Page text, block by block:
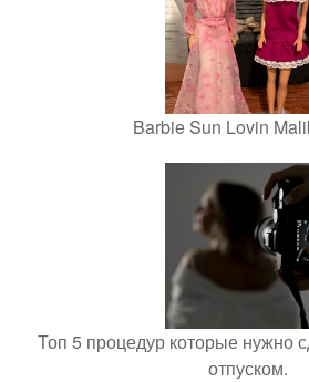
Barbie Sun Lovin
Топ 5 процедур которые нужно
отпуском.